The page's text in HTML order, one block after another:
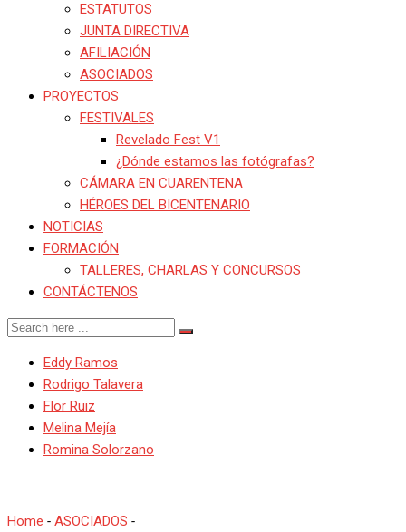
ESTATUTOS
JUNTA DIRECTIVA
AFILIACIÓN
ASOCIADOS
PROYECTOS
FESTIVALES
Revelado Fest V1
¿Dónde estamos las fotógrafas?
CÁMARA EN CUARENTENA
HÉROES DEL BICENTENARIO
NOTICIAS
FORMACIÓN
TALLERES, CHARLAS Y CONCURSOS
CONTÁCTENOS
Eddy Ramos
Rodrigo Talavera
Flor Ruiz
Melina Mejía
Romina Solorzano
Home - ASOCIADOS -